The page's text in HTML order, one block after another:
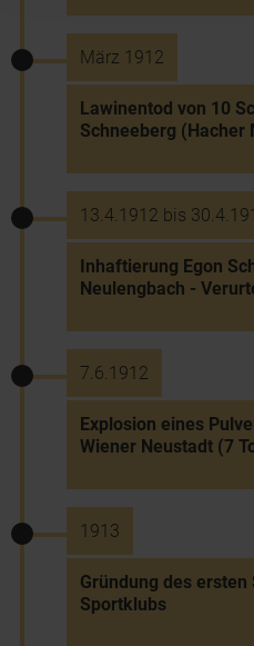
März 1912
Lawinentod von 10
Schneeberg (Hacher
13.4.1912 bis
Inhaftierung Egon
Neulengbach -
7.6.1912
Explosion eines
Wiener Neustadt (7
1913
Gründung des ersten
Sportklubs